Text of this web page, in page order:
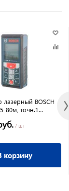
BOSCH
80м, точн.1
/ шт
корзину